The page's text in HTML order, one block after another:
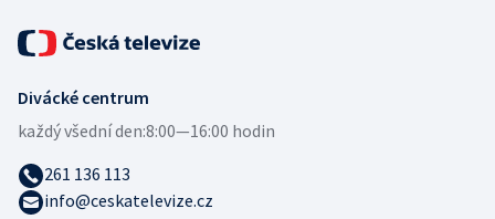
Divácké centrum
každý všední den:8:00—16:00 hodin
261 136 113
info@ceskatelevize.cz